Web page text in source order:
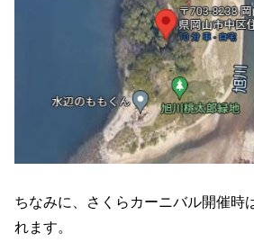
ちなみに、さくらカーニバル開催時
れます。